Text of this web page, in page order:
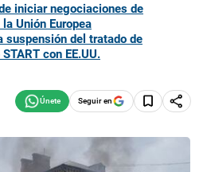
iniciar negociaciones de
Unión Europea
del tratado de
con EE.UU.
Seguir en